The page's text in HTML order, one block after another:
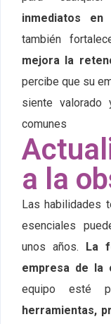
inmediatos en
también
mejora la
percibe que su
siente valorado
comunes
a la
Las habilidades
esenciales
unos años.
La
empresa de la
equipo esté
herramientas,